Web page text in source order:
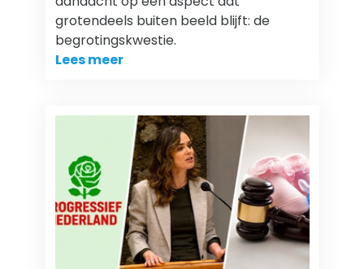
grotendeels buiten beeld blijft: de
begrotingskwestie.
Lees meer